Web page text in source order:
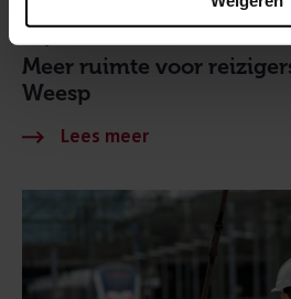
Meer ruimte voor
Weesp